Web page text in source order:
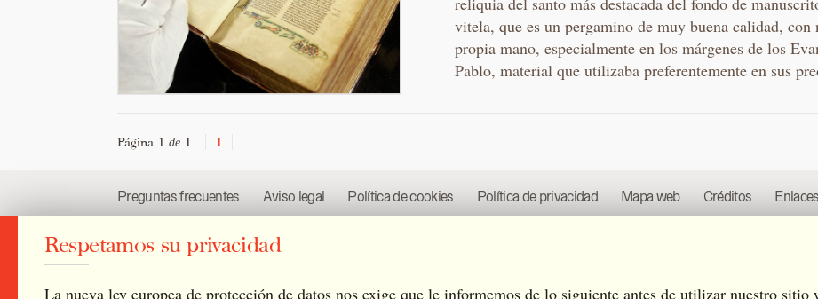
vitela, que es un pergamino de muy buena calidad, con
propia mano, especialmente en los márgenes de los
Pablo, material que utilizaba preferentemente en sus
Página 1 de 1 1
Preguntas frecuentes Aviso legal Política de cookies Política de privacidad Mapa web Créditos Enlaces
2026 © Archivo Catedral de Valencia
Respetamos su privacidad
La nueva ley europea de protección de datos nos exige que le informemos de lo siguiente antes de utilizar nuestro sitio